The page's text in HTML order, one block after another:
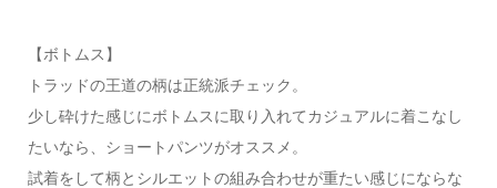
【ボトムス】
トラッドの王道の柄は正統派チェック。
少し砕けた感じにボトムスに取り入れてカジュアルに着こなし
たいなら、ショートパンツがオススメ。
試着をして柄とシルエットの組み合わせが重たい感じにならな